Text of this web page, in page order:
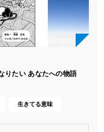
りたい あなたへの物語
生きてる意味